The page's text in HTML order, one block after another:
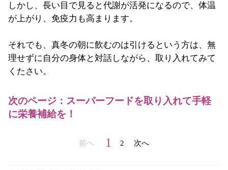
しかし、長い目で見ると代謝が活発になるので、体温
が上がり、免疫力も高まります。
それでも、真冬の朝に飲むのは引けるという方は、無
理せずに自分の身体と対話しながら、取り入れてみて
くたさい。
次のページ：スーパーフードを取り入れて手軽
に栄養補給を！
前へ 1 2 次へ